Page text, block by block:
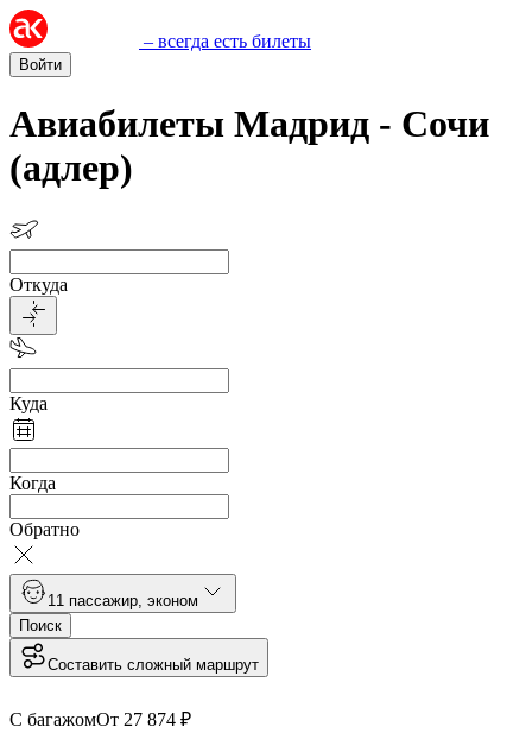
– всегда есть билеты
Войти
Авиабилеты Мадрид - Сочи
(адлер)
Откуда
Куда
Когда
Обратно
1 1 пассажир эконом
Поиск
Составить сложный маршрут
С багажомОт 27 874 ₽